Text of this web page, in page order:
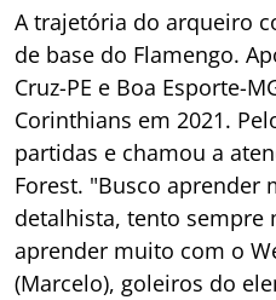
A trajetória do arqueiro
de base do Flamengo.
Cruz-PE e Boa Esporte-
Corinthians em 2021.
partidas e chamou a
Forest. "Busco aprender
detalhista, tento sempre
aprender muito com o
(Marcelo), goleiros do